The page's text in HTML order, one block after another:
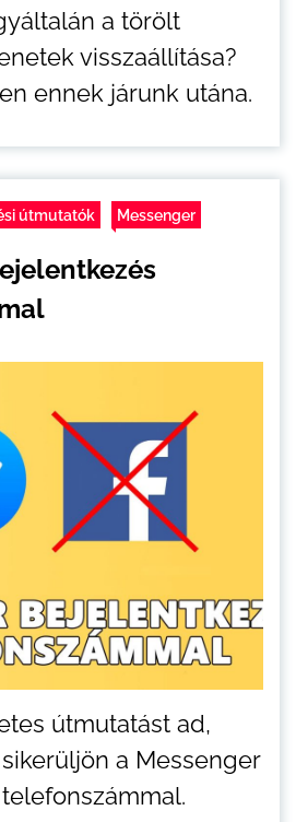
a törölt
visszaállítása?
ennek járunk utána.
útmutatók Messenger
útmutatást ad,
a Messenger